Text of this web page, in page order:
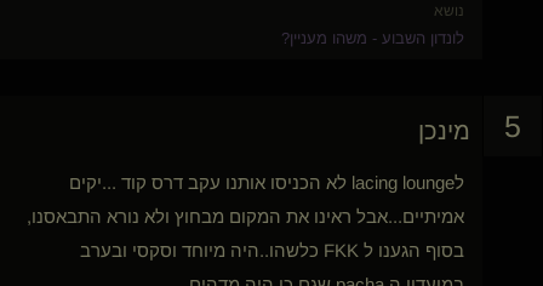
נושא
לונדון השבוע - משהו מעניין?
5 מינכן
לlacing lounge לא הכניסו אותנו עקב דרס קוד ...יקים
אמיתיים...אבל ראינו את המקום מבחוץ ולא נורא התבאסנו,
בסוף הגענו ל FKK כלשהו..היה מיוחד וסקסי ובערב